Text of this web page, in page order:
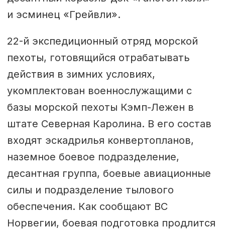
и эсминец «Грейвли».
22-й экспедиционный отряд морской
пехоты, готовящийся отрабатывать
действия в зимних условиях,
укомплектован военнослужащими с
базы морской пехоты Кэмп-Лежен в
штате Северная Каролина. В его состав
входят эскадрилья конвертопланов,
наземное боевое подразделение,
десантная группа, боевые авиационные
силы и подразделение тылового
обеспечения. Как сообщают ВС
Норвегии, боевая подготовка продлится